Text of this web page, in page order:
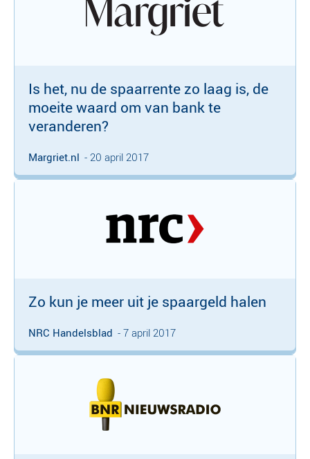
Is het, nu de spaarrente zo laag is, de
moeite waard om van bank te
veranderen?
Margriet.nl - 20 april 2017
Zo kun je meer uit je spaargeld halen
NRC Handelsblad - 7 april 2017